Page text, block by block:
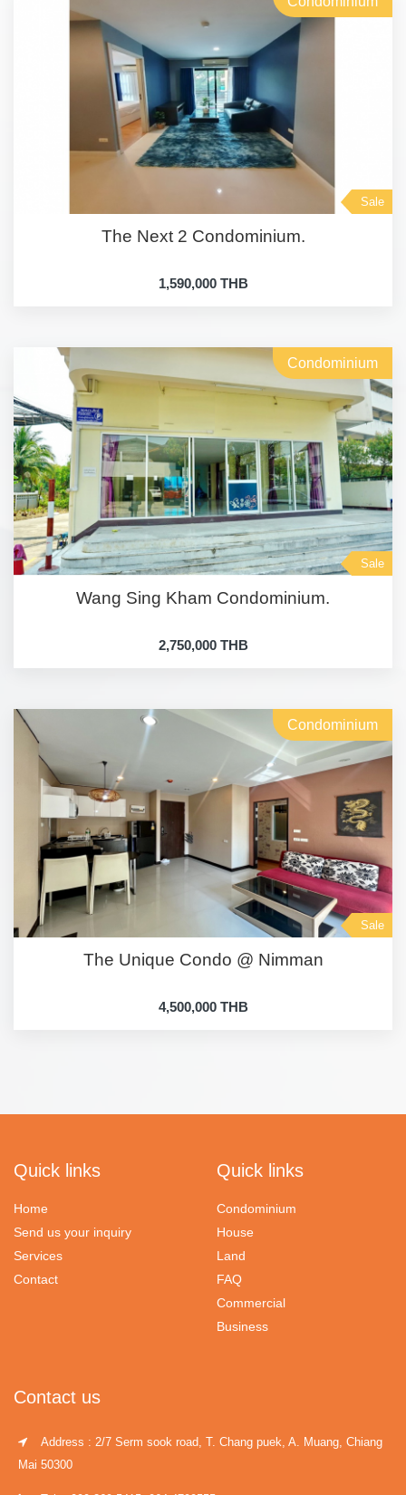
Sale
The Next 2 Condominium.
1,590,000 THB
Condominium
Sale
Wang Sing Kham Condominium.
2,750,000 THB
Condominium
Sale
The Unique Condo @ Nimman
4,500,000 THB
Quick links
Home
Send us your inquiry
Services
Contact
Quick links
Condominium
House
Land
FAQ
Commercial
Business
Contact us
Address : 2/7 Serm sook road, T. Chang puek, A. Muang, Chiang
Mai 50300